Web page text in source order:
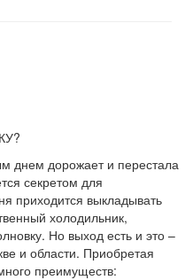
днем дорожает и перестала
секретом для
приходится выкладывать
холодильник,
Но выход есть и это –
и области. Приобретая
преимуществ: